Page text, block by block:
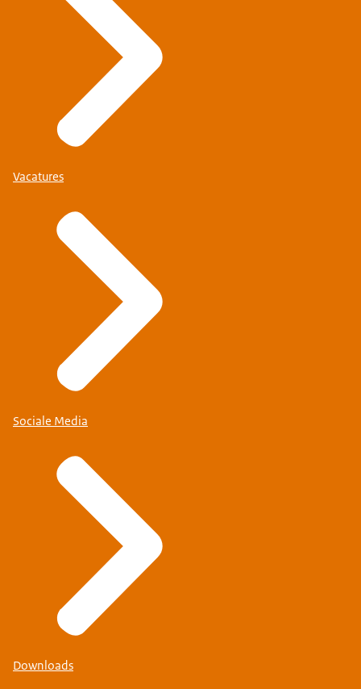
Vacatures
Sociale Media
Downloads